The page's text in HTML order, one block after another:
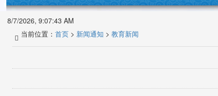
8/7/2026, 9:07:43 AM
当前位置： 首页 > 新闻通知 > 教育新闻